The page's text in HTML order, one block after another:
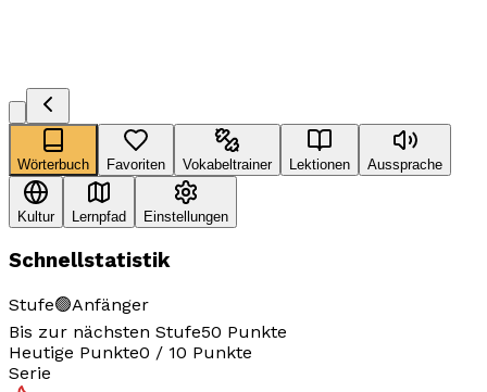
Wörterbuch Favoriten Vokabeltrainer Lektionen Aussprache
Kultur Lernpfad Einstellungen
Schnellstatistik
Stufe🟢Anfänger
Bis zur nächsten Stufe50 Punkte
Heutige Punkte0 / 10 Punkte
Serie